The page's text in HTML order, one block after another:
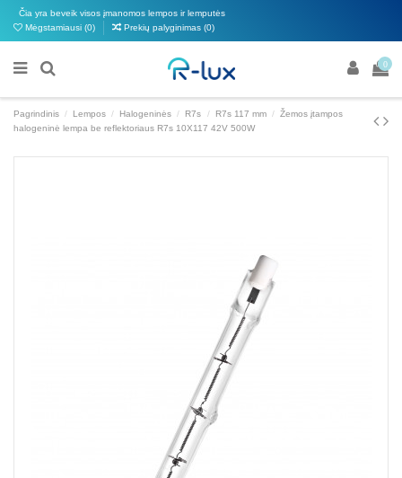
Čia yra beveik visos įmanomos lempos ir lemputės
Mėgstamiausi (0) Prekių palyginimas (0)
0
Pagrindinis Lempos Halogeninės R7s R7s 117 mm
Žemos įtampos
halogeninė lempa be reflektoriaus R7s 10X117 42V 500W